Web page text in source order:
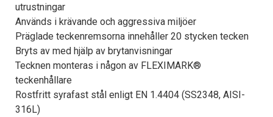
utrustningar
Används i krävande och aggressiva miljöer
Präglade teckenremsorna innehåller 20 stycken tecken
Bryts av med hjälp av brytanvisningar
Tecknen monteras i någon av FLEXIMARK®
teckenhållare
Rostfritt syrafast stål enligt EN 1.4404 (SS2348, AISI-
316L)